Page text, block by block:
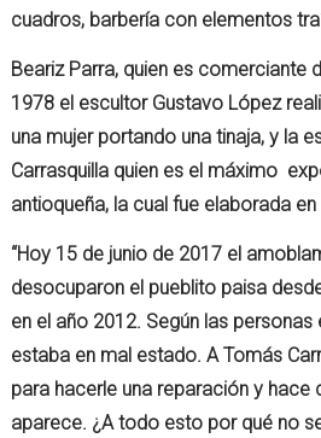
cuadros, barbería con elementos
Beariz Parra, quien es comerciante
1978 el escultor Gustavo López
una mujer portando una tinaja, y la
Carrasquilla quien es el máximo
antioqueña, la cual fue elaborada
“Hoy 15 de junio de 2017 el
desocuparon el pueblito paisa
en el año 2012. Según las
estaba en mal estado. A Tomás
para hacerle una reparación y hace
aparece. ¿A todo esto por qué no